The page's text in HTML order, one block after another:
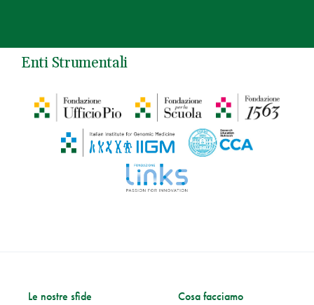
Enti Strumentali
Le nostre sfide Cosa facciamo